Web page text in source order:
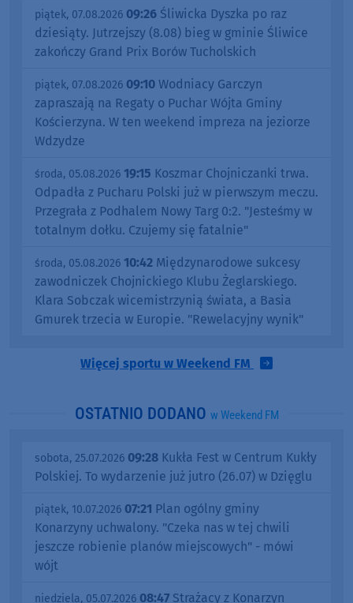
piątek, 07.08.2026 09:26 Śliwicka Dyszka po raz
dziesiąty. Jutrzejszy (8.08) bieg w gminie Śliwice
zakończy Grand Prix Borów Tucholskich
piątek, 07.08.2026 09:10 Wodniacy Garczyn
zapraszają na Regaty o Puchar Wójta Gminy
Kościerzyna. W ten weekend impreza na jeziorze
Wdzydze
środa, 05.08.2026 19:15 Koszmar Chojniczanki trwa.
Odpadła z Pucharu Polski już w pierwszym meczu.
Przegrała z Podhalem Nowy Targ 0:2. "Jesteśmy w
totalnym dołku. Czujemy się fatalnie"
środa, 05.08.2026 10:42 Międzynarodowe sukcesy
zawodniczek Chojnickiego Klubu Żeglarskiego.
Klara Sobczak wicemistrzynią świata, a Basia
Gmurek trzecia w Europie. "Rewelacyjny wynik"
Więcej sportu w Weekend FM
OSTATNIO DODANO w Weekend FM
sobota, 25.07.2026 09:28 Kukła Fest w Centrum Kukły
Polskiej. To wydarzenie już jutro (26.07) w Dzięglu
piątek, 10.07.2026 07:21 Plan ogólny gminy
Konarzyny uchwalony. "Czeka nas w tej chwili
jeszcze robienie planów miejscowych" - mówi
wójt
niedziela, 05.07.2026 08:47 Strażacy z Konarzyn